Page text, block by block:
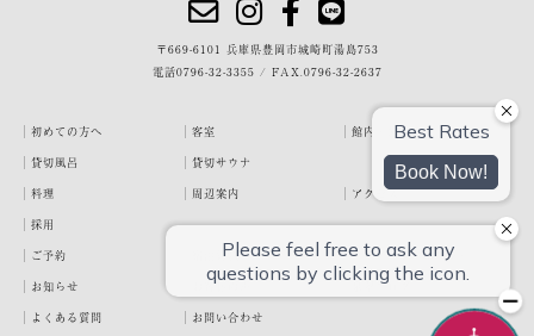
〒669-6101 兵庫県豊岡市城崎町湯島753
電話0796-32-3355 / FAX.0796-32-2637
初めての方へ 客室
館内・施設
貸切風呂
貸切サウナ
料理
周辺案内
アクセス
採用
ご予約
宿泊約款
プライバシーポリシー
お知らせ
お客様の声
泉翠ブログ
よくある質問
お問い合わせ